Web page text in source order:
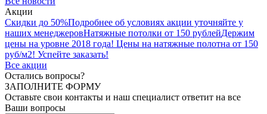
Акции
Скидки до 50%Подробнее об условиях акции уточняйте у
наших менеджеровНатяжные потолки от 150 рублейДержим
цены на уровне 2018 года! Цены на натяжные полотна от 150
руб/м2! Успейте заказать!
Все акции
Остались вопросы?
ЗАПОЛНИТЕ ФОРМУ
Оставьте свои контакты и наш специалист ответит на все
Ваши вопросы